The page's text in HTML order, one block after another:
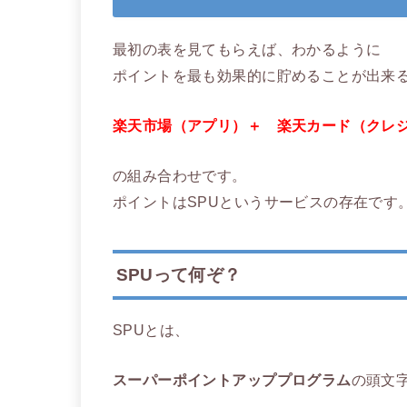
最初の表を見てもらえば、わかるように
ポイントを最も効果的に貯めることが出来
楽天市場（アプリ）＋ 楽天カード（クレジ
の組み合わせです。
ポイントはSPUというサービスの存在です。
SPUって何ぞ？
SPUとは、
スーパーポイントアッププログラムの頭文